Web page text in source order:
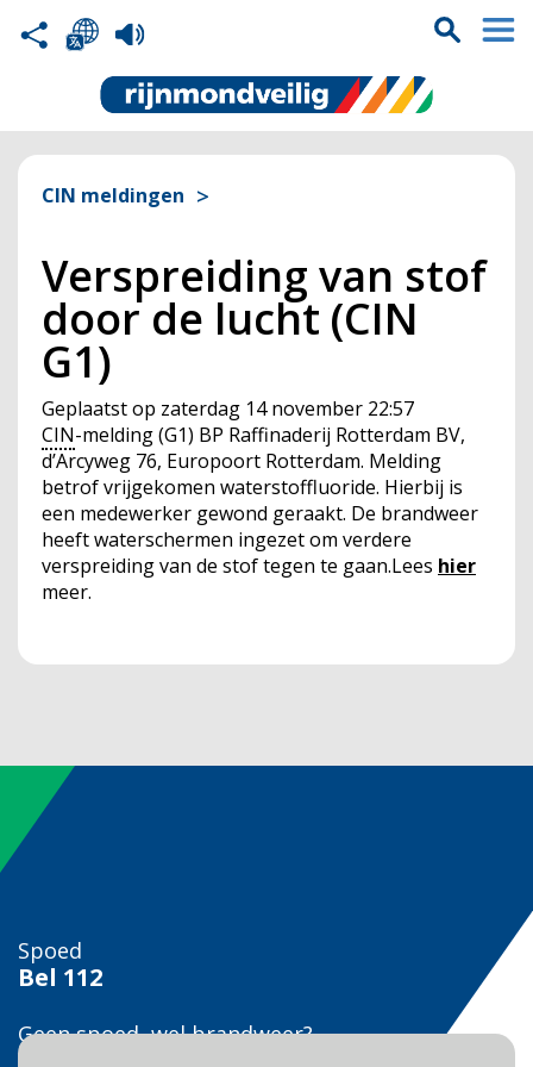
CIN meldingen
Verspreiding van stof
door de lucht (CIN
G1)
Geplaatst op zaterdag 14 november 22:57
CIN-melding (G1) BP Raffinaderij Rotterdam BV,
d’Arcyweg 76, Europoort Rotterdam. Melding
betrof vrijgekomen waterstoffluoride. Hierbij is
een medewerker gewond geraakt. De brandweer
heeft waterschermen ingezet om verdere
verspreiding van de stof tegen te gaan.Lees hier
meer.
Spoed
Bel 112
Geen spoed, wel brandweer?
Bel